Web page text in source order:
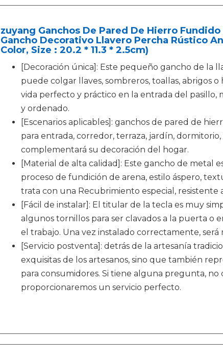
zuyang Ganchos De Pared De Hierro
Gancho Decorativo Llavero Percha Rústico
Color, Size : 20.2 * 11.3 * 2.5cm)
[Decoración única]: Este pequeño gancho de la
puede colgar llaves, sombreros, toallas, abrigos
vida perfecto y práctico en la entrada del
y ordenado.
[Escenarios aplicables]: ganchos de pared de
para entrada, corredor, terraza, jardín,
complementará su decoración del hogar.
[Material de alta calidad]: Este gancho de metal
proceso de fundición de arena, estilo áspero,
trata con una Recubrimiento especial, resistente
[Fácil de instalar]: El titular de la tecla es muy
algunos tornillos para ser clavados a la puerta o
el trabajo. Una vez instalado correctamente,
[Servicio postventa]: detrás de la artesanía
exquisitas de los artesanos, sino que también
para consumidores. Si tiene alguna pregunta,
proporcionaremos un servicio perfecto.